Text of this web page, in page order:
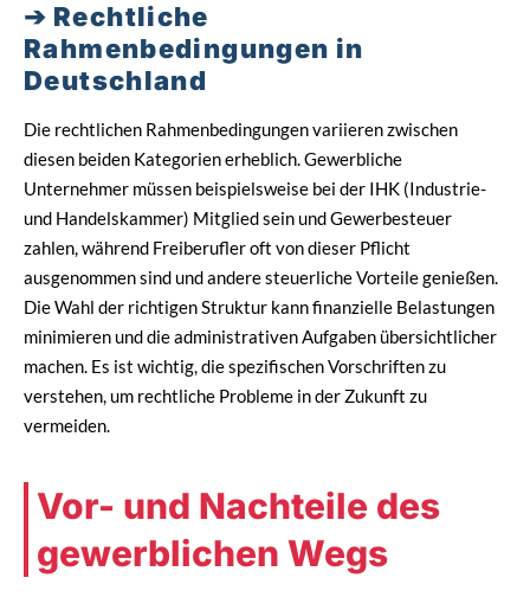
Rechtliche
Rahmenbedingungen in
Deutschland
Die rechtlichen Rahmenbedingungen variieren zwischen
diesen beiden Kategorien erheblich. Gewerbliche
Unternehmer müssen beispielsweise bei der IHK (Industrie-
und Handelskammer) Mitglied sein und Gewerbesteuer
zahlen, während Freiberufler oft von dieser Pflicht
ausgenommen sind und andere steuerliche Vorteile genießen.
Die Wahl der richtigen Struktur kann finanzielle Belastungen
minimieren und die administrativen Aufgaben übersichtlicher
machen. Es ist wichtig, die spezifischen Vorschriften zu
verstehen, um rechtliche Probleme in der Zukunft zu
vermeiden.
Vor- und Nachteile des
gewerblichen Wegs